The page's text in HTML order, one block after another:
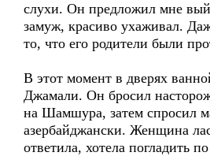
слухи. Он предложил мне
замуж, красиво ухаживал.
то, что его родители были
В этот момент в дверях
Джамали. Он бросил
на Шамшура, затем спросил
азербайджански. Женщина
ответила, хотела погладить